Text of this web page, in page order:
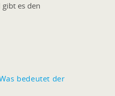
gibt es den
bedeutet der